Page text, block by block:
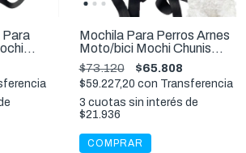
Para
12 Kg
Mochila Para Perros Arnes
Moto/bici Mochi Chunis
Talle L - 3 a 6 Kg
$73.120 $65.808
$59.227,20 con Transferencia
3 cuotas sin interés de
$21.936
COMPRAR